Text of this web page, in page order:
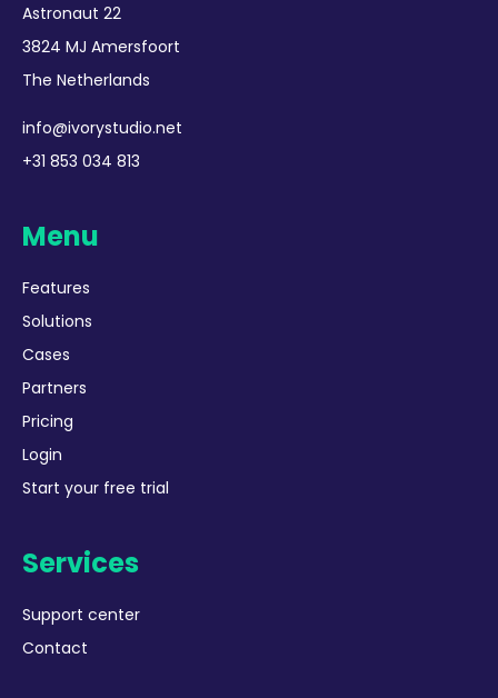
Astronaut 22
3824 MJ Amersfoort
The Netherlands
info@ivorystudio.net
+31 853 034 813
Menu
Features
Solutions
Cases
Partners
Pricing
Login
Start your free trial
Services
Support center
Contact